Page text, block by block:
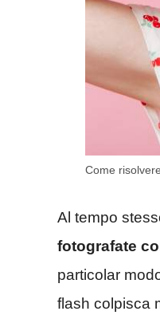
Come
Al tempo
fotografate
particolar
flash colpisca